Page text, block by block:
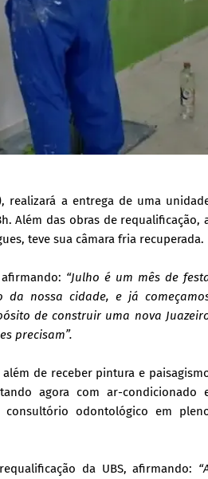
realizará a entrega de uma
Além das obras de requalificação,
teve sua câmara fria recuperada.
“Julho é um mês de
da nossa cidade, e já
de construir uma nova
precisam”.
de receber pintura e
agora com ar-condicionado
odontológico em
da UBS, afirmando: